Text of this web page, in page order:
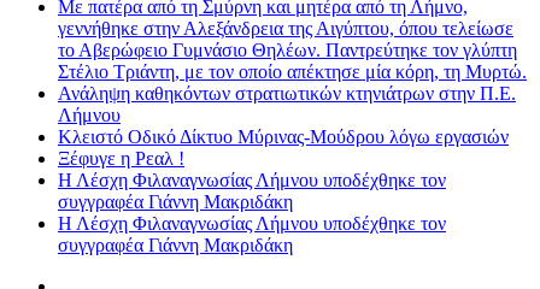
Με πατέρα από τη Σμύρνη και μητέρα από τη Λήμνο,
γεννήθηκε στην Αλεξάνδρεια της Αιγύπτου, όπου τελείωσε
το Αβερώφειο Γυμνάσιο Θηλέων. Παντρεύτηκε τον γλύπτη
Στέλιο Τριάντη, με τον οποίο απέκτησε μία κόρη, τη Μυρτώ.
Ανάληψη καθηκόντων στρατιωτικών κτηνιάτρων στην Π.Ε.
Λήμνου
Κλειστό Οδικό Δίκτυο Μύρινας-Μούδρου λόγω εργασιών
Ξέφυγε η Ρεαλ !
Η Λέσχη Φιλαναγνωσίας Λήμνου υποδέχθηκε τον
συγγραφέα Γιάννη Μακριδάκη
Η Λέσχη Φιλαναγνωσίας Λήμνου υποδέχθηκε τον
συγγραφέα Γιάννη Μακριδάκη